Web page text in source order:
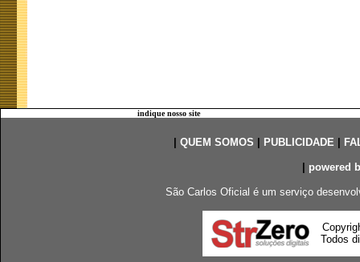
indique nosso site
QUEM SOMOS PUBLICIDADE|
powered
São Carlos Oficial é um serviço
Todos